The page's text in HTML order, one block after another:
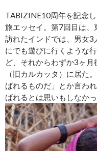
TABIZINE10周年を記念
旅エッセイ。第7回目は、
訪れたインドでは、男女
にでも遊びに行くような
ど、それからわずか3ヶ
（旧カルカッタ）に居た
ばれるものだ」とか言わ
ばれるとは思いもしなかっ